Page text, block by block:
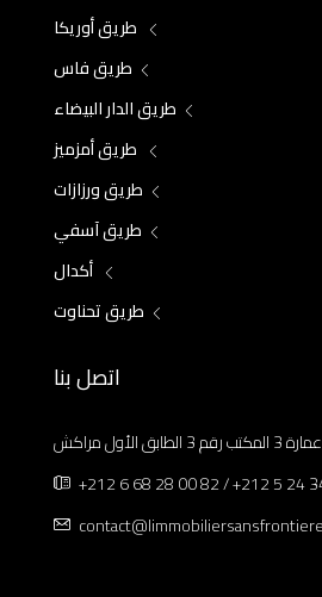
طريق أوريكا
طريق فاس
طريق الدار البيضاء
طريق أمزميز
طريق ورزازات
طريق آسفي
أكدال
طريق تحناوت
اتصل بنا
الأول مراكش
+212 6 68 28 00 82 / +212 5 24